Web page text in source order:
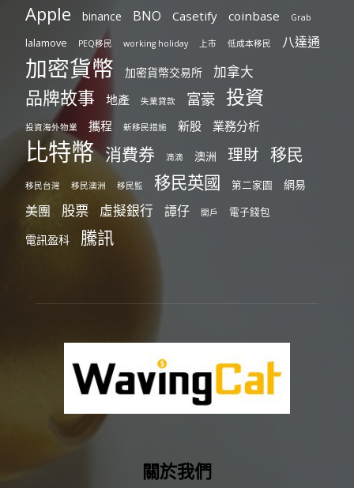
Apple binance BNO Casetify coinbase Grab
lalamove PEQ移民 working holiday 上市 低成本移民 八達通
加密貨幣 加密貨幣交易所 加拿大
品牌故事 地產 失業貸款 富豪 投資
投資海外物業 攜程 新移民措施 新股 業務分析
比特幣 消費券 滴滴 澳洲 理財 移民
移民台灣 移民澳洲 移民監 移民英國 第二家園 網易
美團 股票 虛擬銀行 譚仔 開戶 電子錢包
電訊盈科 騰訊
關於我們